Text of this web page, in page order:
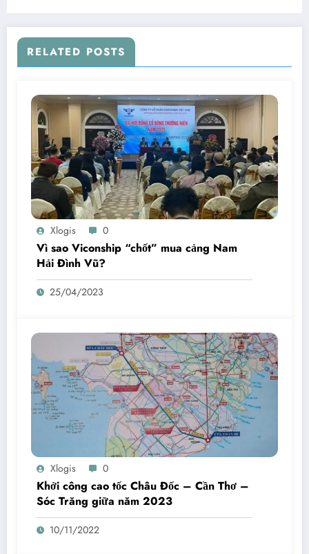
RELATED POSTS
Xlogis 0
Vì sao Viconship “chốt” mua cảng Nam
Hải Đình Vũ?
25/04/2023
Xlogis 0
Khởi công cao tốc Châu Đốc – Cần Thơ –
Sóc Trăng giữa năm 2023
10/11/2022